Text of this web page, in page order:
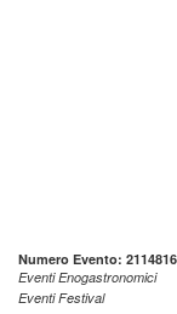
Numero Evento:
Eventi Enogastronomici
Eventi Festival